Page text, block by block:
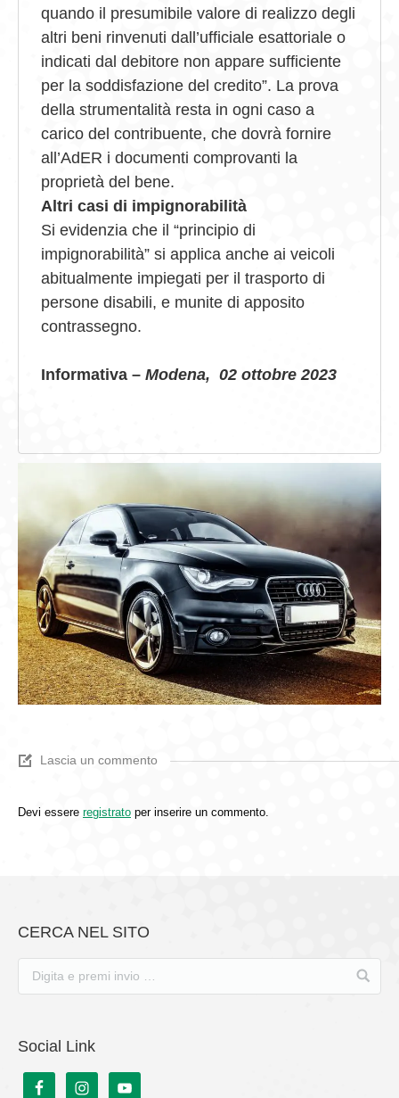
quando il presumibile valore di realizzo degli
altri beni rinvenuti dall’ufficiale esattoriale o
indicati dal debitore non appare sufficiente
per la soddisfazione del credito”. La prova
della strumentalità resta in ogni caso a
carico del contribuente, che dovrà fornire
all’AdER i documenti comprovanti la
proprietà del bene.
Altri casi di impignorabilità
Si evidenzia che il “principio di
impignorabilità” si applica anche ai veicoli
abitualmente impiegati per il trasporto di
persone disabili, e munite di apposito
contrassegno.
Informativa – Modena, 02 ottobre 2023
Lascia un commento
Devi essere registrato per inserire un commento.
CERCA NEL SITO
Social Link